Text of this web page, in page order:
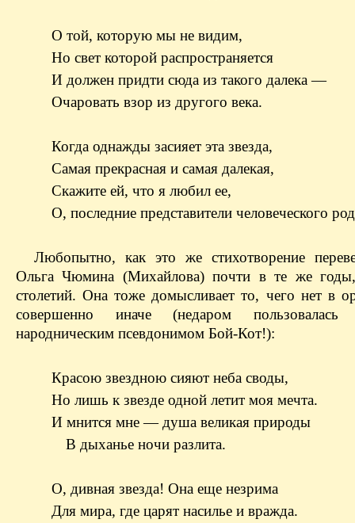
О той, которую мы не видим,
Но свет которой распространяется
И должен придти сюда из такого далека —
Очаровать взор из другого века.
Когда однажды засияет эта звезда,
Самая прекрасная и самая далекая,
Скажите ей, что я любил ее,
О, последние представители человеческого
Любопытно, как это же стихотворение
Ольга Чюмина (Михайлова) почти в те же
столетий. Она тоже домысливает то, чего нет в
совершенно иначе (недаром пользовалась
народническим псевдонимом Бой-Кот!):
Красою звездною сияют неба своды,
Но лишь к звезде одной летит моя мечта.
И мнится мне — душа великая природы
В дыханье ночи разлита.
О, дивная звезда! Она еще незрима
Для мира, где царят насилье и вражда.